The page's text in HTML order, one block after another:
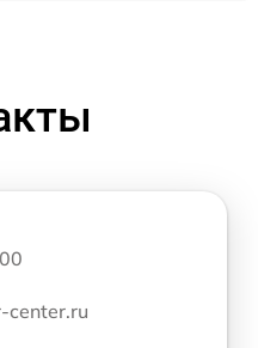
center.ru